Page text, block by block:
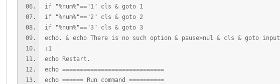
if "%num%"=="1" cls & goto 1
if "%num%"=="2" cls & goto 2
if "%num%"=="3" cls & goto 3
echo. & echo There is no such option & pause>nul & cls & goto input
:1
echo Restart.
echo =============================
echo ====== Run command ==========